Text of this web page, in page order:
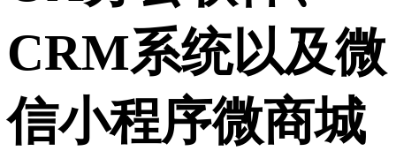
CRM系统以及微
信小程序微商城